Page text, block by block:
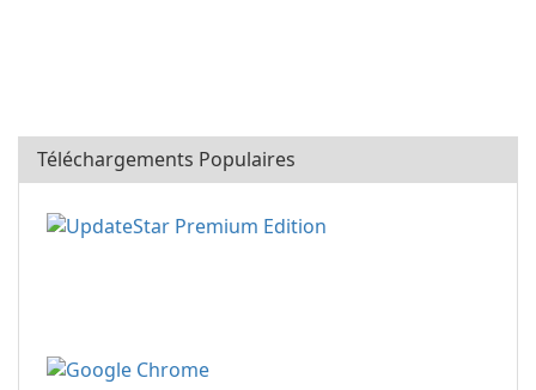
Téléchargements Populaires